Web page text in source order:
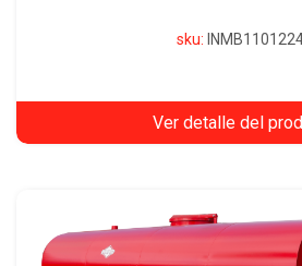
sku:
Ver detalle del